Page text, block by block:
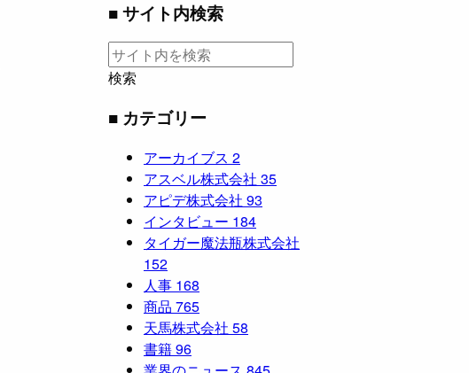
■ サイト内検索
検索
■ カテゴリー
アーカイブス 2
アスベル株式会社 35
アピデ株式会社 93
インタビュー 184
タイガー魔法瓶株式会社
152
人事 168
商品 765
天馬株式会社 58
書籍96